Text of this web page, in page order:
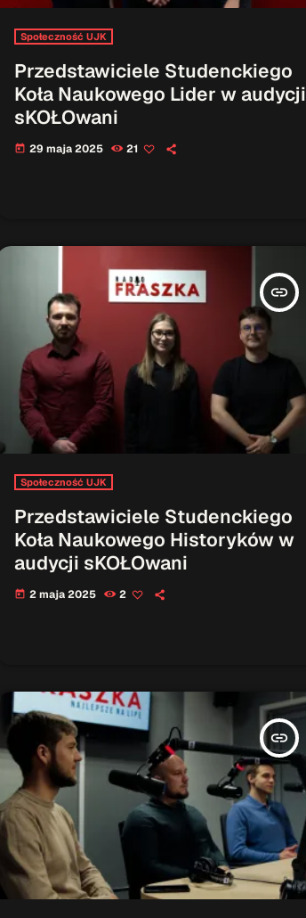
Społeczność UJK
Przedstawiciele Studenckiego
Koła Naukowego Lider w audycji
sKOŁOwani
today 29 maja 2025 21
insert_link
Społeczność UJK
Przedstawiciele Studenckiego
Koła Naukowego Historyków w
audycji sKOŁOwani
today 2 maja 2025 2
insert_link